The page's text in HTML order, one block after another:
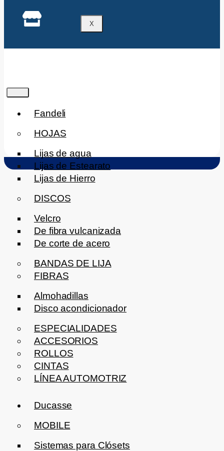
X
Fandeli
HOJAS
Lijas de agua
Lijas de Estearato
Lijas de Hierro
DISCOS
Velcro
De fibra vulcanizada
De corte de acero
BANDAS DE LIJA
FIBRAS
Almohadillas
Disco acondicionador
ESPECIALIDADES
ACCESORIOS
ROLLOS
CINTAS
LÍNEA AUTOMOTRIZ
Ducasse
MOBILE
Sistemas para Clósets